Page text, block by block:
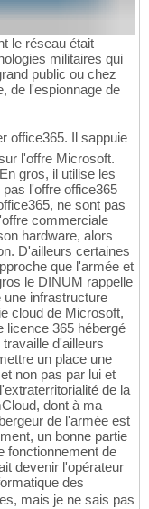
le réseau était
militaires qui
public ou chez
de l'espionnage de
office365. Il sappuie
l'offre Microsoft.
gros, il utilise les
l'offre office365
ne sont pas
commerciale
hardware, alors
D'ailleurs certaines
que l'armée et
le DINUM rappelle
infrastructure
cloud de Microsoft,
licence 365 hébergé
d'ailleurs
un place une
non pas par lui et
de la
dont à ma
de l'armée est
un bonne partie
fonctionnement de
devenir l'opérateur
des
mais je ne sais pas